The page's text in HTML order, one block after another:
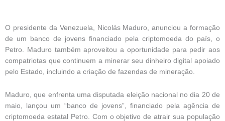
O presidente da Venezuela, Nicolás Maduro, anunciou a formação
de um banco de jovens financiado pela criptomoeda do país, o
Petro. Maduro também aproveitou a oportunidade para pedir aos
compatriotas que continuem a minerar seu dinheiro digital apoiado
pelo Estado, incluindo a criação de fazendas de mineração.
Maduro, que enfrenta uma disputada eleição nacional no dia 20 de
maio, lançou um “banco de jovens”, financiado pela agência de
criptomoeda estatal Petro. Com o objetivo de atrair sua população